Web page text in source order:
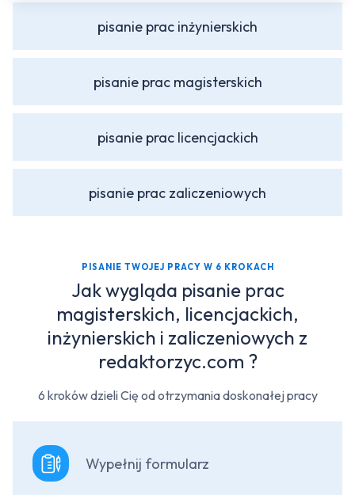
pisanie prac inżynierskich
pisanie prac magisterskich
pisanie prac licencjackich
pisanie prac zaliczeniowych
PISANIE TWOJEJ PRACY W 6 KROKACH
Jak wygląda pisanie prac
magisterskich, licencjackich,
inżynierskich i zaliczeniowych z
redaktorzyc.com ?
6 kroków dzieli Cię od otrzymania doskonałej pracy
Wypełnij formularz